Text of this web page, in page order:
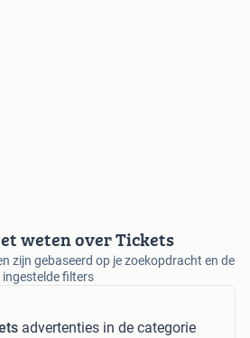
weten over Tickets
zijn gebaseerd op je zoekopdracht en de
ingestelde filters
advertenties in de categorie